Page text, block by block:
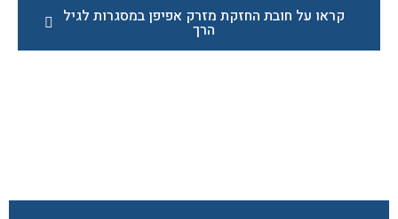
קראו על חובת החזקת מזרק אפיפן במסגרות לגיל
הרך